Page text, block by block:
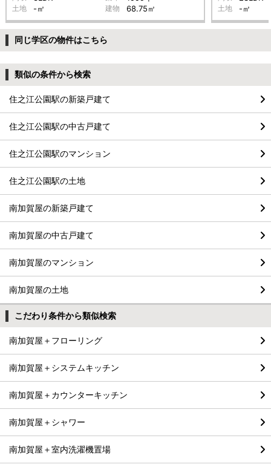
土地 -㎡ 建物 68.75㎡ 土地 -㎡
同じ学区の物件はこちら
類似の条件から検索
住之江公園駅の新築戸建て
住之江公園駅の中古戸建て
住之江公園駅のマンション
住之江公園駅の土地
南加賀屋の新築戸建て
南加賀屋の中古戸建て
南加賀屋のマンション
南加賀屋の土地
こだわり条件から類似検索
南加賀屋＋フローリング
南加賀屋＋システムキッチン
南加賀屋＋カウンターキッチン
南加賀屋＋シャワー
南加賀屋＋室内洗濯機置場